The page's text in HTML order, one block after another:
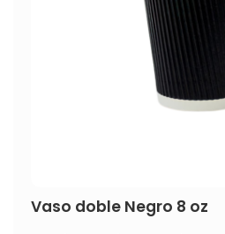
Vaso doble Negro 8 oz